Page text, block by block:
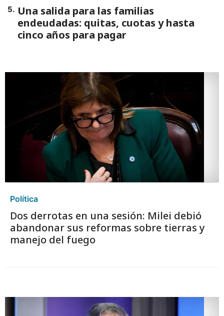
5. Una salida para las familias
endeudadas: quitas, cuotas y hasta
cinco años para pagar
Política
Dos derrotas en una sesión: Milei debió
abandonar sus reformas sobre tierras y
manejo del fuego